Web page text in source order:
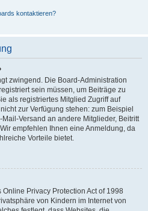
kontaktieren?
zwingend. Die Board-Administration
sein müssen, um Beiträge zu
als registriertes Mitglied Zugriff auf
zur Verfügung stehen: zum Beispiel
Versand an andere Mitglieder, Beitritt
empfehlen Ihnen eine Anmeldung, da
Vorteile bietet.
Privacy Protection Act of 1998
von Kindern im Internet von